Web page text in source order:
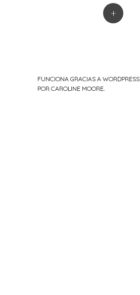
+
FUNCIONA GRACIAS A WORDPRESS
POR CAROLINE MOORE